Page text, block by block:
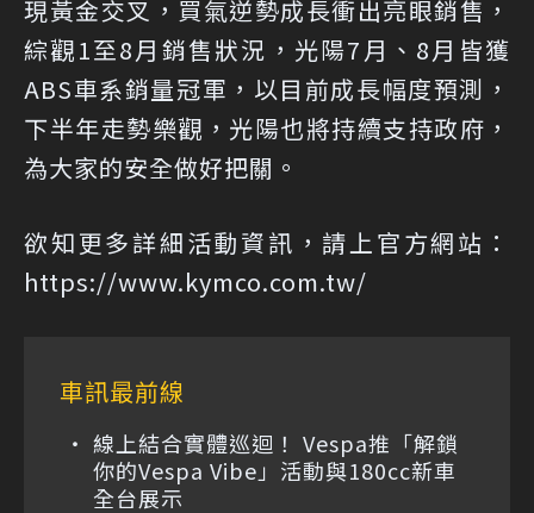
現黃金交叉，買氣逆勢成長衝出亮眼銷售，
綜觀1至8月銷售狀況，光陽7月、8月皆獲
ABS車系銷量冠軍，以目前成長幅度預測，
下半年走勢樂觀，光陽也將持續支持政府，
為大家的安全做好把關。
欲知更多詳細活動資訊，請上官方網站：
https://www.kymco.com.tw/
車訊最前線
線上結合實體巡迴！ Vespa推「解鎖
你的Vespa Vibe」活動與180cc新車
全台展示